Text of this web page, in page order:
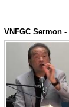
VNFGC Sermon -